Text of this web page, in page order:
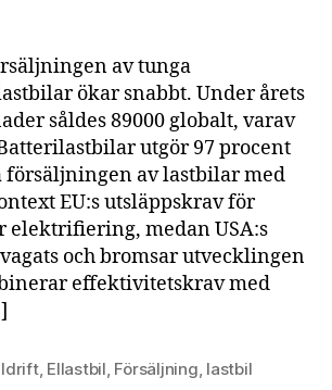
av tunga
ökar snabbt. Under årets
såldes 89000 globalt, varav
utgör 97 procent
försäljningen av lastbilar med
EU:s utsläppskrav för
elektrifiering, medan USA:s
och bromsar utvecklingen
effektivitetskrav med
, Ellastbil, Försäljning, lastbil